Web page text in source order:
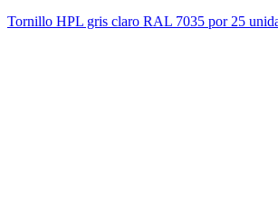
Tornillo HPL gris claro RAL 7035 por 25